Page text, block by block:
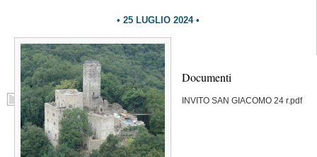
25 LUGLIO 2024
Documenti
INVITO SAN GIACOMO 24 r.pdf